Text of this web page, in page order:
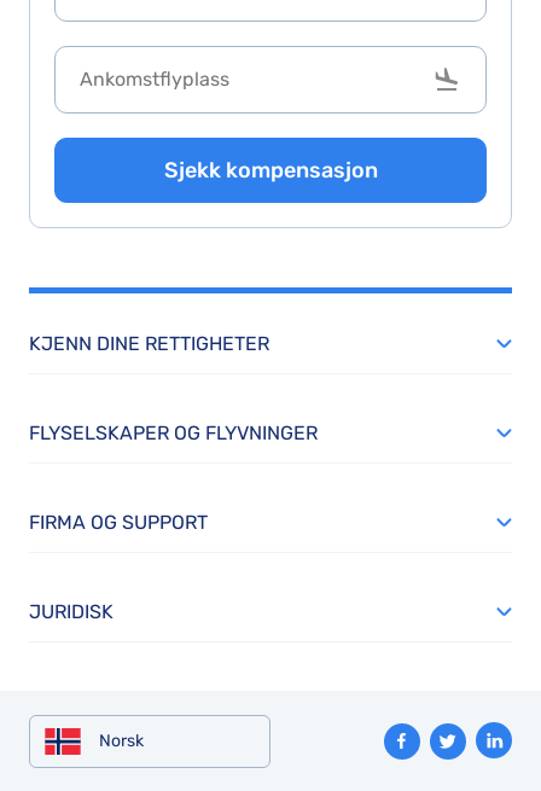
Sjekk kompensasjon
KJENN DINE RETTIGHETER
FLYSELSKAPER OG FLYVNINGER
FIRMA OG SUPPORT
JURIDISK
Norsk